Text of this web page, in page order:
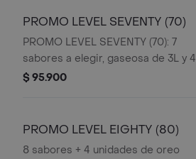
PROMO LEVEL SEVENTY (70)
PROMO LEVEL SEVENTY (70): 7
sabores a elegir, gaseosa de 3L y 4
oreo tempura.
$ 95.900
PROMO LEVEL EIGHTY (80)
8 sabores + 4 unidades de oreo